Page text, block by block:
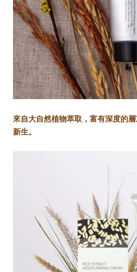
來自大自然植物萃取，富有深度的
新生。